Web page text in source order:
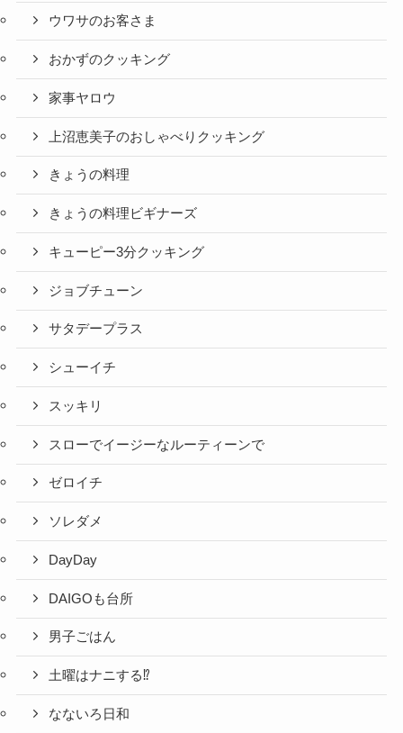
ウワサのお客さま
おかずのクッキング
家事ヤロウ
上沼恵美子のおしゃべりクッキング
きょうの料理
きょうの料理ビギナーズ
キューピー3分クッキング
ジョブチューン
サタデープラス
シューイチ
スッキリ
スローでイージーなルーティーンで
ゼロイチ
ソレダメ
DayDay
DAIGOも台所
男子ごはん
土曜はナニする⁉
なないろ日和